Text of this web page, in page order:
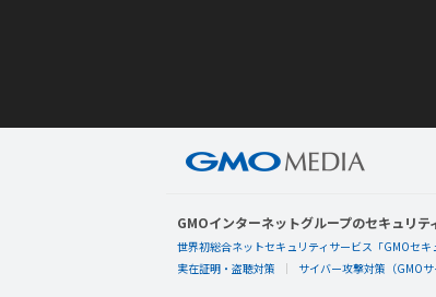
GMOインターネットグループのセキュリテ
世界初総合ネットセキュリティサービス「GMOセキ
実在証明・盗聴対策
サイバー攻撃対策（GMOサ